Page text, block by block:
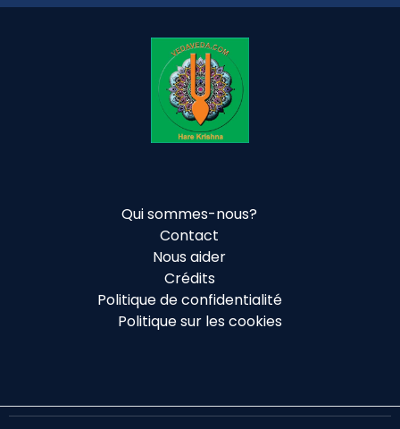
Qui sommes-nous?
Contact
Nous aider
Crédits
Politique de confidentialité
Politique sur les cookies